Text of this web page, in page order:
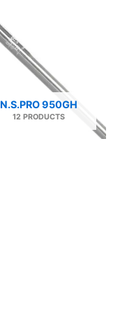
N.S.PRO 950GH
12 PRODUCTS